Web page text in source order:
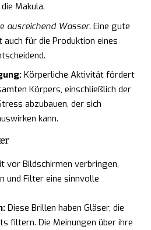
Makula.
ausreichend Wasser. Eine gute
für die Produktion eines
Körperliche Aktivität fördert
Körpers, einschließlich der
abzubauen, der sich
kann.
vor Bildschirmen verbringen,
und Filter eine sinnvolle
Diese Brillen haben Gläser, die
filtern. Die Meinungen über ihre